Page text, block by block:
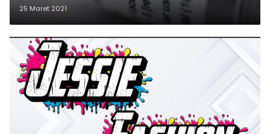
25 Maret 2021